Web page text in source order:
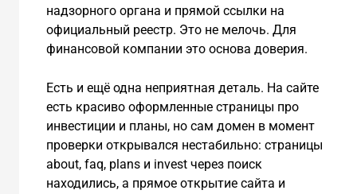
надзорного органа и прямой ссылки на
официальный реестр. Это не мелочь. Для
финансовой компании это основа доверия.
Есть и ещё одна неприятная деталь. На сайте
есть красиво оформленные страницы про
инвестиции и планы, но сам домен в момент
проверки открывался нестабильно: страницы
about, faq, plans и invest через поиск
находились, а прямое открытие сайта и